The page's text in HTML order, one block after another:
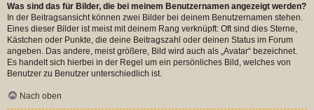
Was sind das für Bilder, die bei meinem Benutzernamen angezeigt werden?
In der Beitragsansicht können zwei Bilder bei deinem Benutzernamen stehen.
Eines dieser Bilder ist meist mit deinem Rang verknüpft: Oft sind dies Sterne,
Kästchen oder Punkte, die deine Beitragszahl oder deinen Status im Forum
angeben. Das andere, meist größere, Bild wird auch als „Avatar“ bezeichnet.
Es handelt sich hierbei in der Regel um ein persönliches Bild, welches von
Benutzer zu Benutzer unterschiedlich ist.
Nach oben